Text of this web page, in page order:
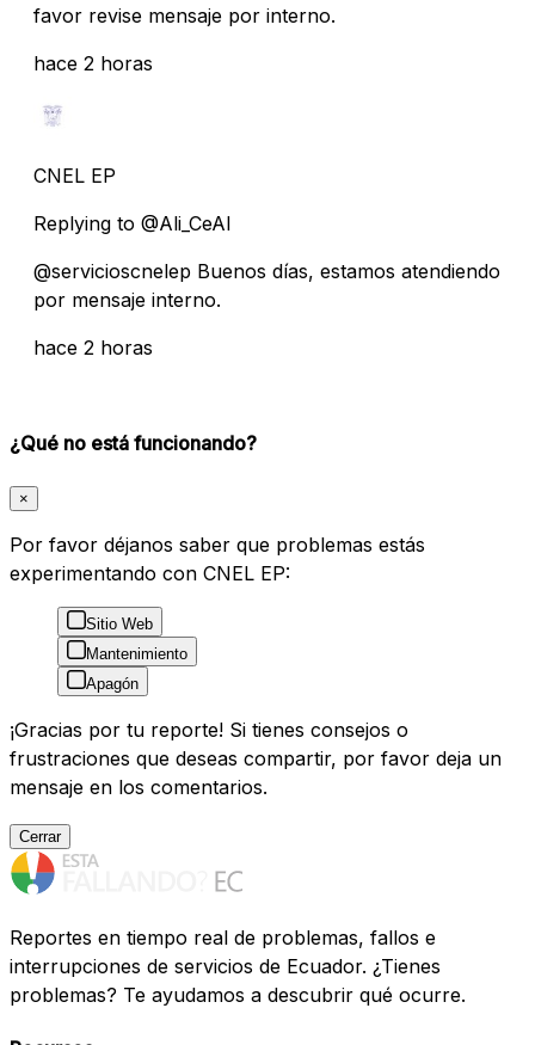
favor revise mensaje por interno.
hace 2 horas
CNEL EP
Replying to @Ali_CeAl
@servicioscnelep Buenos días, estamos atendiendo
por mensaje interno.
hace 2 horas
¿Qué no está funcionando?
×
Por favor déjanos saber que problemas estás
experimentando con CNEL EP:
Sitio Web
Mantenimiento
Apagón
¡Gracias por tu reporte! Si tienes consejos o
frustraciones que deseas compartir, por favor deja un
mensaje en los comentarios.
Cerrar
Reportes en tiempo real de problemas, fallos e
interrupciones de servicios de Ecuador. ¿Tienes
problemas? Te ayudamos a descubrir qué ocurre.